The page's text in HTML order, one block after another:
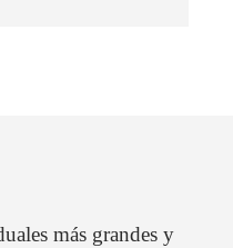
más grandes y